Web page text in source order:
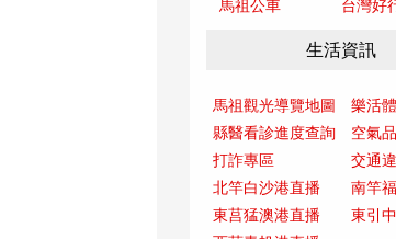
馬祖公車
台灣好
生活資訊
馬祖觀光導覽地圖
樂活
縣醫看診進度查詢
空氣
打詐專區
交通
北竿白沙港直播
南竿
東莒猛澳港直播
東引